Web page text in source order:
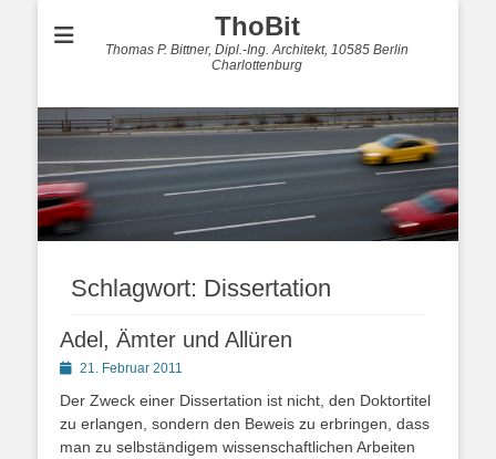
ThoBit
Thomas P. Bittner, Dipl.-Ing. Architekt, 10585 Berlin
Charlottenburg
Schlagwort: Dissertation
Adel, Ämter und Allüren
Posted21. Februar 2011
Der Zweck einer Dissertation ist nicht, den Doktortitel
zu erlangen, sondern den Beweis zu erbringen, dass
man zu selbständigem wissenschaftlichen Arbeiten